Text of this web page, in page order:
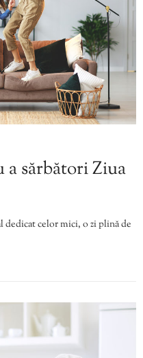
a sărbători Ziua
celor mici, o zi plină de